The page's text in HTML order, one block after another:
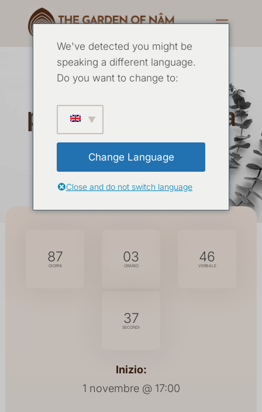
Ritiro di 7 giorni: Il
perdono come forza
gentile
01 NOVEMBRE-07 NOVEMBRE 2026
87 03 46
36
Inizio:
1 novembre @ 17:00
We've detected you might be
speaking a different language.
Do you want to change to:
Change Language
Close and do not switch language